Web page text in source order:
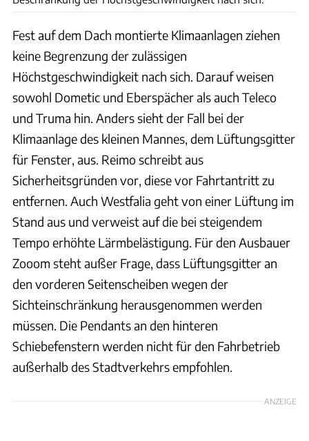
Fest auf dem Dach montierte Klimaanlagen ziehen
keine Begrenzung der zulässigen
Höchstgeschwindigkeit nach sich. Darauf weisen
sowohl Dometic und Eberspächer als auch Teleco
und Truma hin. Anders sieht der Fall bei der
Klimaanlage des kleinen Mannes, dem Lüftungsgitter
für Fenster, aus. Reimo schreibt aus
Sicherheitsgründen vor, diese vor Fahrtantritt zu
entfernen. Auch Westfalia geht von einer Lüftung im
Stand aus und verweist auf die bei steigendem
Tempo erhöhte Lärmbelästigung. Für den Ausbauer
Zooom steht außer Frage, dass Lüftungsgitter an
den vorderen Seitenscheiben wegen der
Sichteinschränkung herausgenommen werden
müssen. Die Pendants an den hinteren
Schiebefenstern werden nicht für den Fahrbetrieb
außerhalb des Stadtverkehrs empfohlen.
ANZEIGE